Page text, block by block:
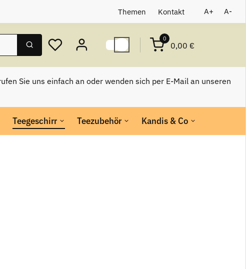
Themen Kontakt A+ A-
0
0,00 €
Sie uns einfach an oder wenden sich per E-Mail an unseren
Teegeschirr Teezubehör Kandis & Co